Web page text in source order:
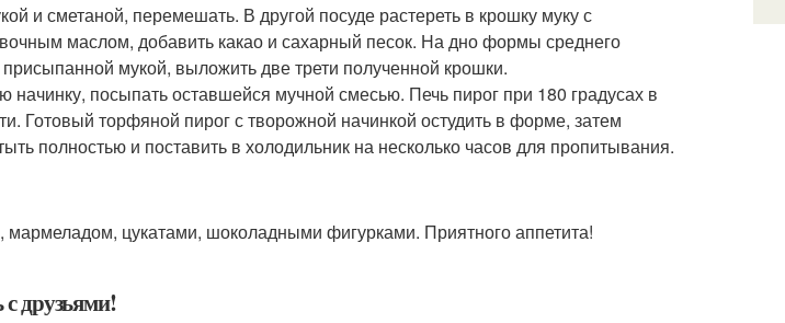
и сметаной, перемешать. В другой посуде растереть в крошку муку с
маслом, добавить какао и сахарный песок. На дно формы среднего
мукой, выложить две трети полученной крошки.
начинку, посыпать оставшейся мучной смесью. Печь пирог при 180 градусах в
Готовый торфяной пирог с творожной начинкой остудить в форме, затем
полностью и поставить в холодильник на несколько часов для пропитывания.
мармеладом, цукатами, шоколадными фигурками. Приятного аппетита!
друзьями!